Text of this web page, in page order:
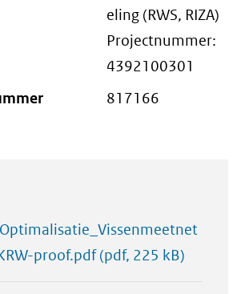
eling (RWS, RIZA)
Projectnummer:
4392100301
817166
proof.pdf(pdf, 225 kB)